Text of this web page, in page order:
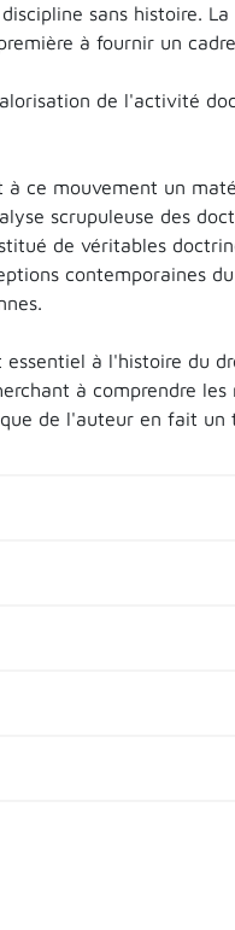
sans histoire.
à fournir un
de l'activité
ce mouvement un
scrupuleuse des
de véritables
contemporaines
à l'histoire du
à comprendre
de l'auteur en fait un